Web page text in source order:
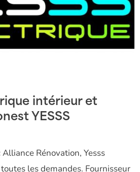
intérieur et
YESSS
Rénovation, Yesss
les demandes. Fournisseur